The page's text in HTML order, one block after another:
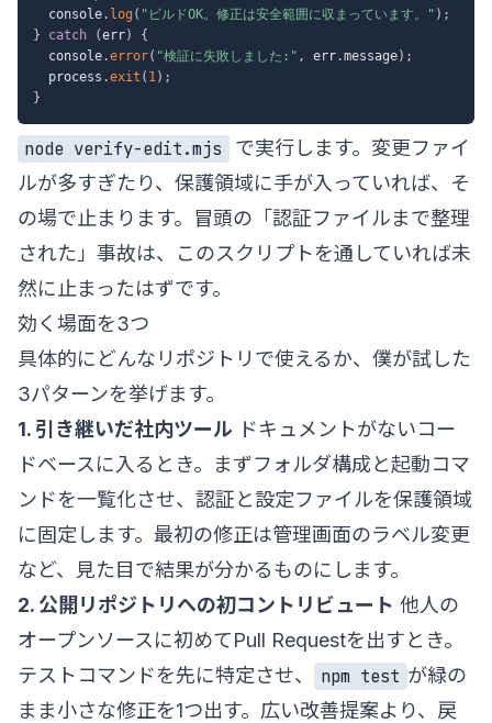
  console
. log ( "ビルドOK。修正は安全範囲に収まっています。" ) ;
}
catch (err)
{
  console
.error( "検証に失敗しました:" , err.message) ;
  process
.exit ( 1) ;
}
node verify-edit.mjs
で実行します。変更ファイ
ルが多すぎたり、保護領域に手が入っていれば、そ
の場で止まります。冒頭の「認証ファイルまで整理
された」事故は、このスクリプトを通していれば未
然に止まったはずです。
効く場面を3つ
具体的にどんなリポジトリで使えるか、僕が試した
3パターンを挙げます。
1. 引き継いだ社内ツール ドキュメントがないコー
ドベースに入るとき。まずフォルダ構成と起動コマ
ンドを一覧化させ、認証と設定ファイルを保護領域
に固定します。最初の修正は管理画面のラベル変更
など、見た目で結果が分かるものにします。
2. 公開リポジトリへの初コントリビュート 他人の
オープンソースに初めてPull Requestを出すとき。
テストコマンドを先に特定させ、
npm test が緑の
まま小さな修正を1つ出す。広い改善提案より、戻